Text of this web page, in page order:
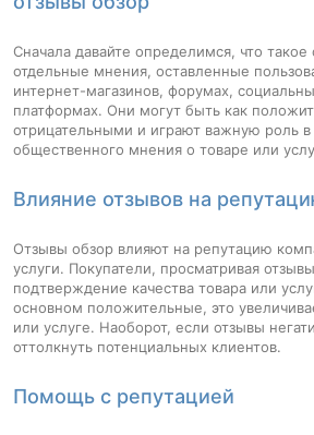
Сначала давайте определимся, что
отдельные мнения, оставленные
интернет-магазинов, форумах,
платформах. Они могут быть как
отрицательными и играют важную роль
общественного мнения о товаре или
Влияние отзывов на
Отзывы обзор влияют на репутацию
услуги. Покупатели, просматривая
подтверждение качества товара или
основном положительные, это
или услуге. Наоборот, если отзывы
оттолкнуть потенциальных клиентов.
Помощь с репутацией